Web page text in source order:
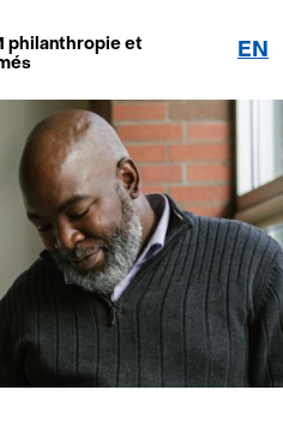
philanthropie et
EN